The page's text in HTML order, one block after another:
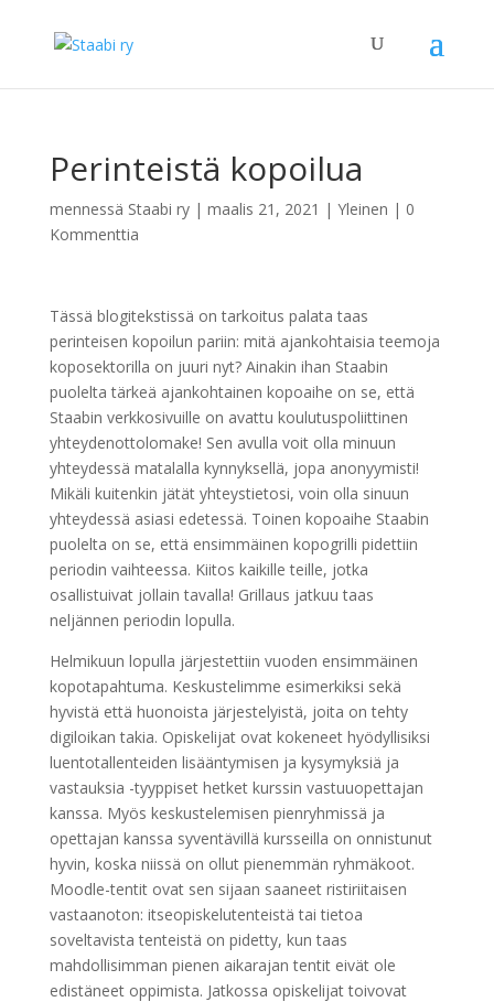
Perinteistä kopoilua
mennessä Staabi ry| maalis 21, 2021 | Yleinen | 0
Kommenttia
Tässä blogitekstissä on tarkoitus palata taas
perinteisen kopoilun pariin: mitä ajankohtaisia teemoja
koposektorilla on juuri nyt? Ainakin ihan Staabin
puolelta tärkeä ajankohtainen kopoaihe on se, että
Staabin verkkosivuille on avattu koulutuspoliittinen
yhteydenottolomake! Sen avulla voit olla minuun
yhteydessä matalalla kynnyksellä, jopa anonyymisti!
Mikäli kuitenkin jätät yhteystietosi, voin olla sinuun
yhteydessä asiasi edetessä. Toinen kopoaihe Staabin
puolelta on se, että ensimmäinen kopogrilli pidettiin
periodin vaihteessa. Kiitos kaikille teille, jotka
osallistuivat jollain tavalla! Grillaus jatkuu taas
neljännen periodin lopulla.
Helmikuun lopulla järjestettiin vuoden ensimmäinen
kopotapahtuma. Keskustelimme esimerkiksi sekä
hyvistä että huonoista järjestelyistä, joita on tehty
digiloikan takia. Opiskelijat ovat kokeneet hyödyllisiksi
luentotallenteiden lisääntymisen ja kysymyksiä ja
vastauksia -tyyppiset hetket kurssin vastuuopettajan
kanssa. Myös keskustelemisen pienryhmissä ja
opettajan kanssa syventävillä kursseilla on onnistunut
hyvin, koska niissä on ollut pienemmän ryhmäkoot.
Moodle-tentit ovat sen sijaan saaneet ristiriitaisen
vastaanoton: itseopiskelutenteistä tai tietoa
soveltavista tenteistä on pidetty, kun taas
mahdollisimman pienen aikarajan tentit eivät ole
edistäneet oppimista. Jatkossa opiskelijat toivovat